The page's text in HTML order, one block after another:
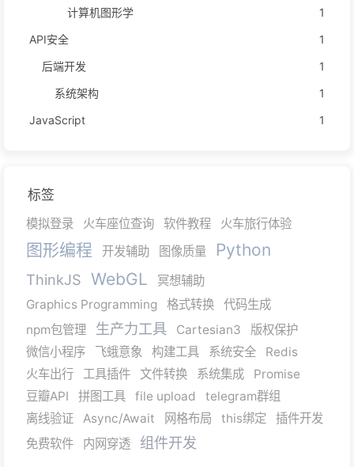
计算机图形学
1
API安全
1
后端开发
1
系统架构
1
JavaScript
1
标签
模拟登录 火车座位查询 软件教程 火车旅行体验
图形编程 开发辅助 图像质量 Python
ThinkJS WebGL
冥想辅助
Graphics Programming
格式转换
代码生成
npm包管理
生产力工具 Cartesian3
版权保护
微信小程序
飞蛾意象 构建工具 系统安全
Redis
火车出行
工具插件 文件转换 系统集成
Promise
豆瓣API
拼图工具 file upload
telegram群组
离线验证
Async/Await 网格布局 this绑定
插件开发
免费软件
内网穿透 组件开发